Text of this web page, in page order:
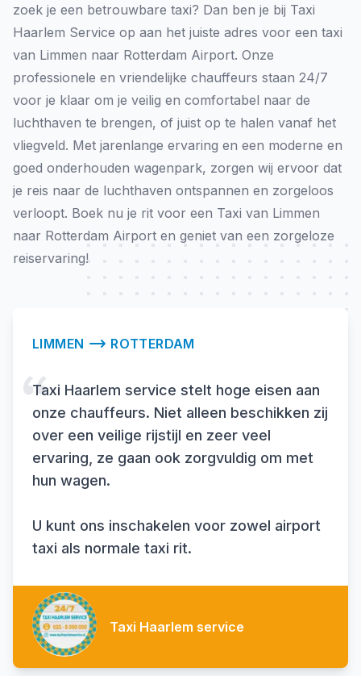
zoek je een betrouwbare taxi? Dan ben je bij Taxi
Haarlem Service op aan het juiste adres voor een taxi
van Limmen naar Rotterdam Airport. Onze
professionele en vriendelijke chauffeurs staan 24/7
voor je klaar om je veilig en comfortabel naar de
luchthaven te brengen, of juist op te halen vanaf het
vliegveld. Met jarenlange ervaring en een moderne en
goed onderhouden wagenpark, zorgen wij ervoor dat
je reis naar de luchthaven ontspannen en zorgeloos
verloopt. Boek nu je rit voor een Taxi van Limmen
naar Rotterdam Airport en geniet van een zorgeloze
reiservaring!
LIMMEN ROTTERDAM
Taxi Haarlem service stelt hoge eisen aan
onze chauffeurs. Niet alleen beschikken zij
over een veilige rijstijl en zeer veel
ervaring, ze gaan ook zorgvuldig om met
hun wagen.
U kunt ons inschakelen voor zowel airport
taxi als normale taxi rit.
Taxi Haarlem service